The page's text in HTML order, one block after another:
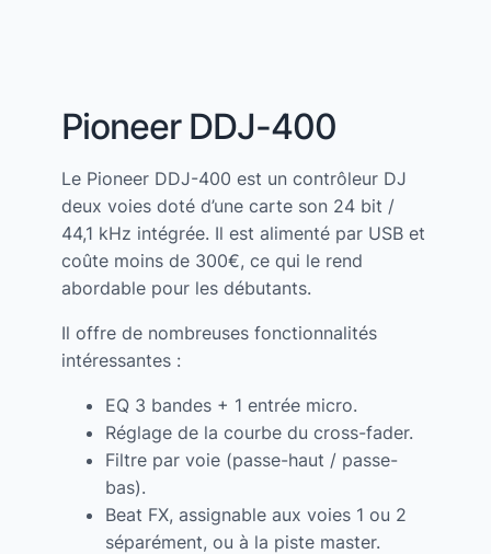
Pioneer DDJ-400
Le Pioneer DDJ-400 est un contrôleur DJ
deux voies doté d’une carte son 24 bit /
44,1 kHz intégrée. Il est alimenté par USB et
coûte moins de 300€, ce qui le rend
abordable pour les débutants.
Il offre de nombreuses fonctionnalités
intéressantes :
EQ 3 bandes + 1 entrée micro.
Réglage de la courbe du cross-fader.
Filtre par voie (passe-haut / passe-
bas).
Beat FX, assignable aux voies 1 ou 2
séparément, ou à la piste master.